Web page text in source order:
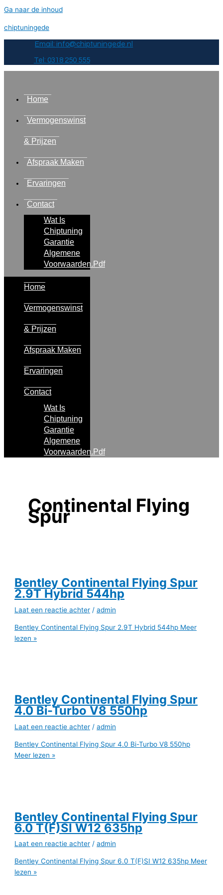
Ga naar de inhoud
chiptuningede
Email: info@chiptuningede.nl
Tel: 0318 250 555
Home
Vermogenswinst
& Prijzen
Afspraak Maken
Ervaringen
Contact
Wat Is
Chiptuning
Garantie
Algemene
Voorwaarden.pdf
Home
Vermogenswinst
& Prijzen
Afspraak Maken
Ervaringen
Contact
Wat Is
Chiptuning
Garantie
Algemene
Voorwaarden.pdf
Continental Flying
Spur
Bentley Continental Flying Spur
2.9T Hybrid 544hp
Laat een reactie achter /admin
Bentley Continental Flying Spur 2.9T Hybrid 544hp Meer
lezen »
Bentley Continental Flying Spur
4.0 Bi-Turbo V8 550hp
Laat een reactie achter /admin
Bentley Continental Flying Spur 4.0 Bi-Turbo V8 550hp
Meer lezen »
Bentley Continental Flying Spur
6.0 T(F)SI W12 635hp
Laat een reactie achter /admin
Bentley Continental Flying Spur 6.0 T(F)SI W12 635hp Meer
lezen »